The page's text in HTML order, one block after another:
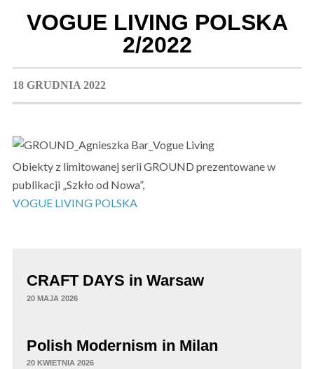
VOGUE LIVING POLSKA
2/2022
18 GRUDNIA 2022
Obiekty z limitowanej serii GROUND prezentowane w
publikacji „Szkło od Nowa”,
VOGUE LIVING POLSKA
CRAFT DAYS in Warsaw
20 MAJA 2026
Polish Modernism in Milan
20 KWIETNIA 2026